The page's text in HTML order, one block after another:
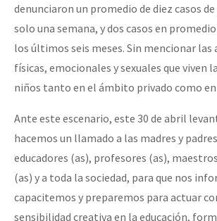
denunciaron un promedio de diez casos
solo una semana, y dos casos en
los últimos seis meses. Sin mencionar las
físicas, emocionales y sexuales que viven
niños tanto en el ámbito privado como
Ante este escenario, este 30 de abril
hacemos un llamado a las madres y
educadores (as), profesores (as),
(as) y a toda la sociedad, para que nos
capacitemos y preparemos para actuar
sensibilidad creativa en la educación,